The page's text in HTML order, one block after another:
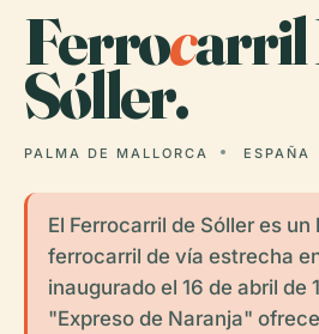
Ferrocarril
Sóller.
PALMA DE MALLORCA ESPAÑA
El Ferrocarril de Sóller es
ferrocarril de vía estrecha
inaugurado el 16 de abril de
"Expreso de Naranja"